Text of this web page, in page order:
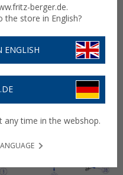
berger.de.
the store in English?
ENGLISH
any time in the webshop.